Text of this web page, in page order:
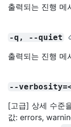
출력되는 진행 메
-q, --quiet
출력되는 진행 메
--
[고급] 상세 수준
값: errors,